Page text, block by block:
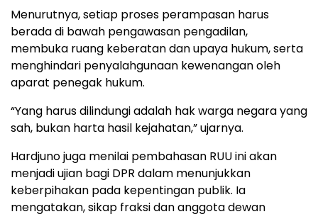
Menurutnya, setiap proses perampasan harus
berada di bawah pengawasan pengadilan,
membuka ruang keberatan dan upaya hukum, serta
menghindari penyalahgunaan kewenangan oleh
aparat penegak hukum.
“Yang harus dilindungi adalah hak warga negara yang
sah, bukan harta hasil kejahatan,” ujarnya.
Hardjuno juga menilai pembahasan RUU ini akan
menjadi ujian bagi DPR dalam menunjukkan
keberpihakan pada kepentingan publik. Ia
mengatakan, sikap fraksi dan anggota dewan